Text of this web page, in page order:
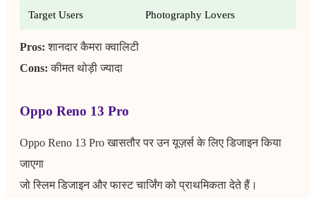
Target Users Photography Lovers
Pros: शानदार कैमरा क्वालिटी
Cons: कीमत थोड़ी ज्यादा
Oppo Reno 13 Pro
Oppo Reno 13 Pro खासतौर पर उन यूज़र्स के लिए डिजाइन किया
जाएगा
जो स्लिम डिजाइन और फास्ट चार्जिंग को प्राथमिकता देते हैं।